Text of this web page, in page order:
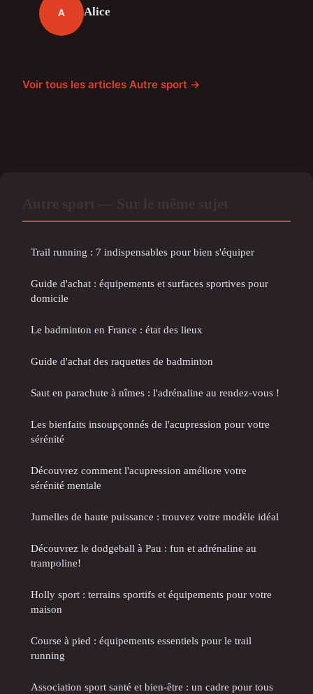
A Alice
Voir tous les articles Autre sport →
Trail running : 7 indispensables pour bien s'équiper
Guide d'achat : équipements et surfaces sportives pour
domicile
Le badminton en France : état des lieux
Guide d'achat des raquettes de badminton
Saut en parachute à nîmes : l'adrénaline au rendez-vous !
Les bienfaits insoupçonnés de l'acupression pour votre
sérénité
Découvrez comment l'acupression améliore votre
sérénité mentale
Jumelles de haute puissance : trouvez votre modèle idéal
Découvrez le dodgeball à Pau : fun et adrénaline au
trampoline!
Holly sport : terrains sportifs et équipements pour votre
maison
Course à pied : équipements essentiels pour le trail
running
Association sport santé et bien-être : un cadre pour tous